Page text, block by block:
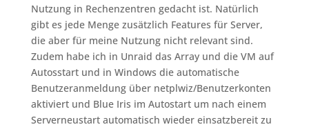
Nutzung in Rechenzentren gedacht ist. Natürlich
gibt es jede Menge zusätzlich Features für Server,
die aber für meine Nutzung nicht relevant sind.
Zudem habe ich in Unraid das Array und die VM auf
Autosstart und in Windows die automatische
Benutzeranmeldung über netplwiz/Benutzerkonten
aktiviert und Blue Iris im Autostart um nach einem
Serverneustart automatisch wieder einsatzbereit zu